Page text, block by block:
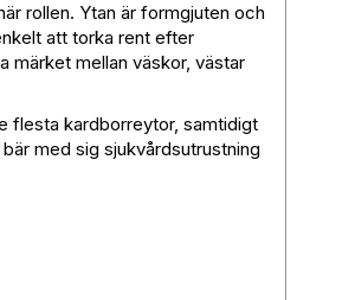
rollen. Ytan är formgjuten och
att torka rent efter
märket mellan väskor, västar
flesta kardborreytor, samtidigt
med sig sjukvårdsutrustning